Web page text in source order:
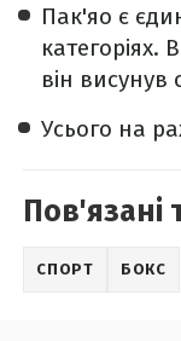
Пак'яо є
він
Усього на
Пов'язані
СПОРТ БОКС